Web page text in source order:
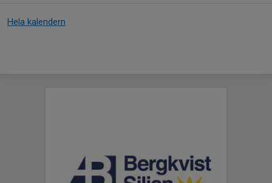
Hela kalendern